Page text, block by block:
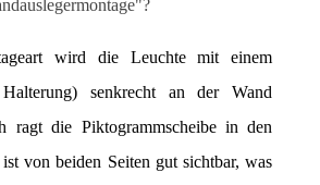
wird die Leuchte mit einem
senkrecht an der Wand
ragt die Piktogrammscheibe in den
von beiden Seiten gut sichtbar, was